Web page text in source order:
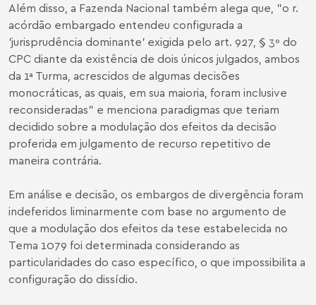
Além disso, a Fazenda Nacional também alega que, "o r.
acórdão embargado entendeu configurada a
'jurisprudência dominante' exigida pelo art. 927, § 3º do
CPC diante da existência de dois únicos julgados, ambos
da 1ª Turma, acrescidos de algumas decisões
monocráticas, as quais, em sua maioria, foram inclusive
reconsideradas" e menciona paradigmas que teriam
decidido sobre a modulação dos efeitos da decisão
proferida em julgamento de recurso repetitivo de
maneira contrária.
Em análise e decisão, os embargos de divergência foram
indeferidos liminarmente com base no argumento de
que a modulação dos efeitos da tese estabelecida no
Tema 1079 foi determinada considerando as
particularidades do caso específico, o que impossibilita a
configuração do dissídio.